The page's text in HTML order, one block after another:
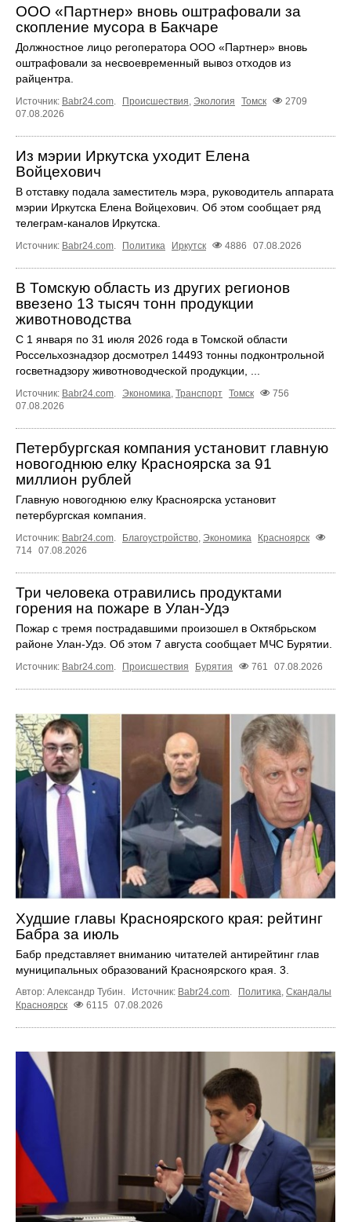
ООО «Партнер» вновь оштрафовали за
скопление мусора в Бакчаре
Должностное лицо регоператора ООО «Партнер» вновь
оштрафовали за несвоевременный вывоз отходов из
райцентра.
Источник: Babr24.com. Происшествия, Экология Томск
2709
07.08.2026
Из мэрии Иркутска уходит Елена
Войцехович
В отставку подала заместитель мэра, руководитель аппарата
мэрии Иркутска Елена Войцехович. Об этом сообщает ряд
телеграм‑каналов Иркутска.
Источник: Babr24.com. Политика Иркутск 4886 07.08.2026
В Томскую область из других регионов
ввезено 13 тысяч тонн продукции
животноводства
С 1 января по 31 июля 2026 года в Томской области
Россельхознадзор досмотрел 14493 тонны подконтрольной
госветнадзору животноводческой продукции, ...
Источник: Babr24.com. Экономика, Транспорт Томск
756
07.08.2026
Петербургская компания установит главную
новогоднюю елку Красноярска за 91
миллион рублей
Главную новогоднюю елку Красноярска установит
петербургская компания.
Источник: Babr24.com. Благоустройство, Экономика
Красноярск
714 07.08.2026
Три человека отравились продуктами
горения на пожаре в Улан-Удэ
Пожар с тремя пострадавшими произошел в Октябрьском
районе Улан-Удэ. Об этом 7 августа сообщает МЧС Бурятии.
Источник: Babr24.com. Происшествия Бурятия 761 07.08.2026
Худшие главы Красноярского края: рейтинг
Бабра за июль
Бабр представляет вниманию читателей антирейтинг глав
муниципальных образований Красноярского края. 3.
Автор: Александр Тубин. Источник: Babr24.com. Политика, Скандалы
Красноярск
6115 07.08.2026